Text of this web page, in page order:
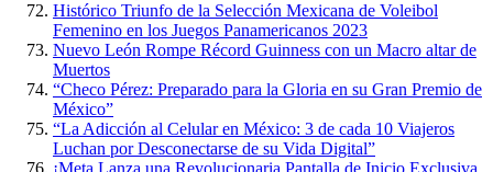
Histórico Triunfo de la Selección Mexicana de Voleibol
Femenino en los Juegos Panamericanos 2023
Nuevo León Rompe Récord Guinness con un Macro altar de
Muertos
“Checo Pérez: Preparado para la Gloria en su Gran Premio de
México”
“La Adicción al Celular en México: 3 de cada 10 Viajeros
Luchan por Desconectarse de su Vida Digital”
¡Meta Lanza una Revolucionaria Pantalla de Inicio Exclusiva